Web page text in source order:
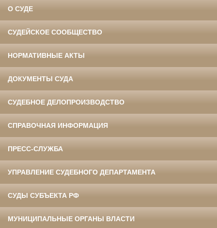
О СУДЕ
СУДЕЙСКОЕ СООБЩЕСТВО
НОРМАТИВНЫЕ АКТЫ
ДОКУМЕНТЫ СУДА
СУДЕБНОЕ ДЕЛОПРОИЗВОДСТВО
СПРАВОЧНАЯ ИНФОРМАЦИЯ
ПРЕСС-СЛУЖБА
УПРАВЛЕНИЕ СУДЕБНОГО ДЕПАРТАМЕНТА
СУДЫ СУБЪЕКТА РФ
МУНИЦИПАЛЬНЫЕ ОРГАНЫ ВЛАСТИ